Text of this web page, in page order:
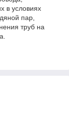
в условиях
пар,
труб на